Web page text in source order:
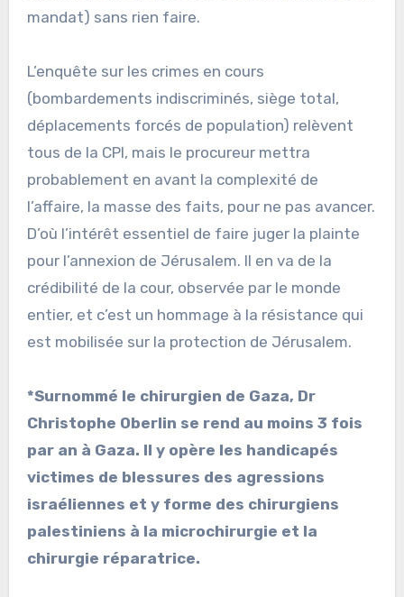
mandat) sans rien faire.
L’enquête sur les crimes en cours
(bombardements indiscriminés, siège total,
déplacements forcés de population) relèvent
tous de la CPI, mais le procureur mettra
probablement en avant la complexité de
l’affaire, la masse des faits, pour ne pas avancer.
D’où l’intérêt essentiel de faire juger la plainte
pour l’annexion de Jérusalem. Il en va de la
crédibilité de la cour, observée par le monde
entier, et c’est un hommage à la résistance qui
est mobilisée sur la protection de Jérusalem.
*Surnommé le chirurgien de Gaza, Dr
Christophe Oberlin se rend au moins 3 fois
par an à Gaza. Il y opère les handicapés
victimes de blessures des agressions
israéliennes et y forme des chirurgiens
palestiniens à la microchirurgie et la
chirurgie réparatrice.